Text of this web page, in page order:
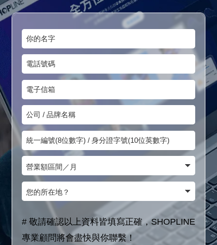
你
的
名
字
電
話
號
碼
電
子
信
箱
公
司
/
品
牌
名
統
一
編
號
(8
營
業
額
間
／
您
的
所
在
# 敬請確認以上資料皆填寫正確，SHOPLINE
專業顧問將會盡快與你聯繫！